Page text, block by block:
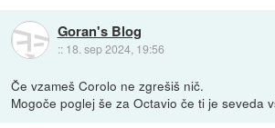
Goran's Blog
:: 18. sep 2024, 19:56
Če vzameš Corolo ne zgrešiš nič.
Mogoče poglej še za Octavio če ti je seveda